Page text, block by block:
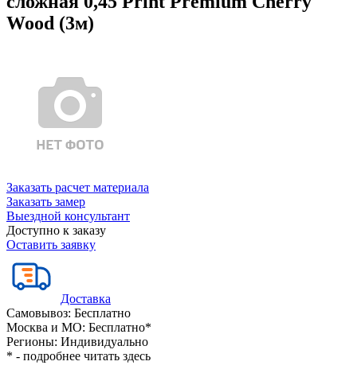
Wood (3м)
Заказать расчет материала
Заказать замер
Выездной консультант
Доступно к заказу
Оставить заявку
Доставка
Самовывоз: Бесплатно
Москва и МО: Бесплатно*
Регионы: Индивидуально
* - подробнее читать здесь